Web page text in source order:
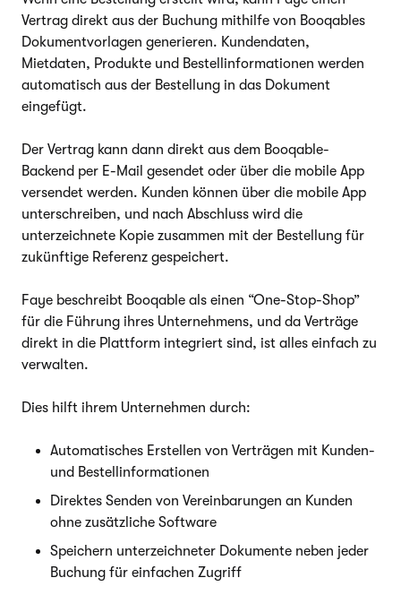
Vertrag direkt aus der Buchung mithilfe von Booqables
Dokumentvorlagen generieren. Kundendaten,
Mietdaten, Produkte und Bestellinformationen werden
automatisch aus der Bestellung in das Dokument
eingefügt.
Der Vertrag kann dann direkt aus dem Booqable-
Backend per E-Mail gesendet oder über die mobile App
versendet werden. Kunden können über die mobile App
unterschreiben, und nach Abschluss wird die
unterzeichnete Kopie zusammen mit der Bestellung für
zukünftige Referenz gespeichert.
Faye beschreibt Booqable als einen “One-Stop-Shop”
für die Führung ihres Unternehmens, und da Verträge
direkt in die Plattform integriert sind, ist alles einfach zu
verwalten.
Dies hilft ihrem Unternehmen durch:
Automatisches Erstellen von Verträgen mit Kunden-
und Bestellinformationen
Direktes Senden von Vereinbarungen an Kunden
ohne zusätzliche Software
Speichern unterzeichneter Dokumente neben jeder
Buchung für einfachen Zugriff